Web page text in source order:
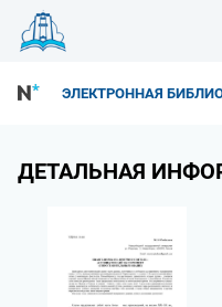
ЭЛЕКТРОННАЯ
ДЕТАЛЬНАЯ